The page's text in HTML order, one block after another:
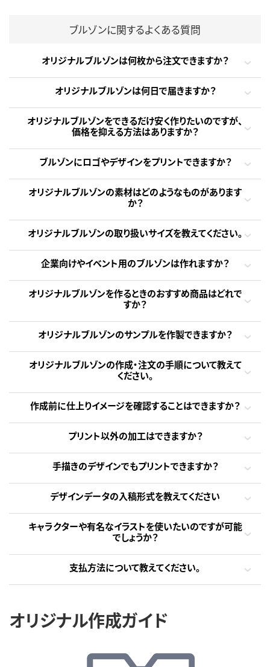
ブルゾンに関するよくある質問
オリジナルブルゾンは何枚から注文できますか？
オリジナルブルゾンは何日で届きますか？
オリジナルブルゾンをできるだけ安く作りたいのですが、
価格を抑える方法はありますか？
ブルゾンにロゴやデザインをプリントできますか？
オリジナルブルゾンの素材はどのようなものがあります
か？
オリジナルブルゾンの取り扱いサイズを教えてください。
企業向けやイベント用のブルゾンは作れますか？
オリジナルブルゾンを作るときのおすすめ商品はどれで
すか？
オリジナルブルゾンのサンプルを作製できますか？
オリジナルブルゾンの作成・注文の手順について教えて
ください。
作成前に仕上りイメージを確認することはできますか？
プリント以外の加工はできますか？
手描きのデザインでもプリントできますか？
デザインデータの入稿形式を教えてください
キャラクターや有名なイラストを使いたいのですが可能
でしょうか？
支払方法について教えてください。
オリジナル作成ガイド